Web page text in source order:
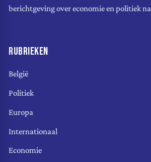
berichtgeving over economie en politiek
RUBRIEKEN
België
Politiek
Europa
Internationaal
Economie